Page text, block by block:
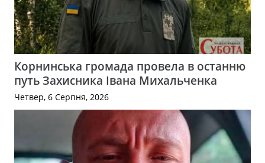
Корнинська громада провела в останню
путь Захисника Івана Михальченка
Четвер, 6 Серпня, 2026